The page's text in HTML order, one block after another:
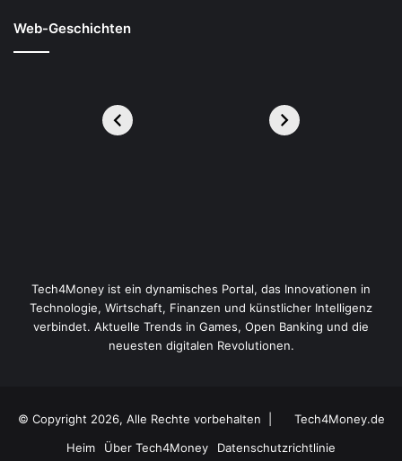
Web-Geschichten
Tech4Money ist ein dynamisches Portal, das Innovationen in
Technologie, Wirtschaft, Finanzen und künstlicher Intelligenz
verbindet. Aktuelle Trends in Games, Open Banking und die
neuesten digitalen Revolutionen.
© Copyright 2026, Alle Rechte vorbehalten |
Tech4Money.de
Heim
Über Tech4Money Datenschutzrichtlinie